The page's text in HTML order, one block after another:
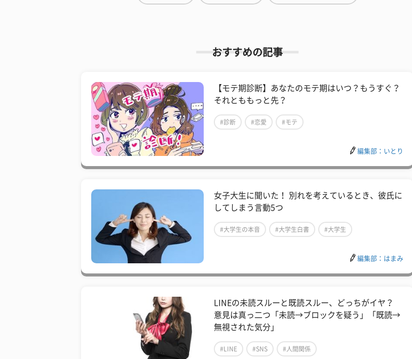
おすすめの記事
【モテ期診断】あなたのモテ期はいつ？もうすぐ？
それとももっと先？
#診断 #恋愛 #モテ
編集部：いとり
女子大生に聞いた！ 別れを考えているとき、彼氏に
してしまう言動5つ
#大学生の本音 #大学生白書 #大学生
編集部：はまみ
LINEの未読スルーと既読スルー、どっちがイヤ？
意見は真っ二つ「未読→ブロックを疑う」「既読→
無視された気分」
#LINE #SNS #人間関係